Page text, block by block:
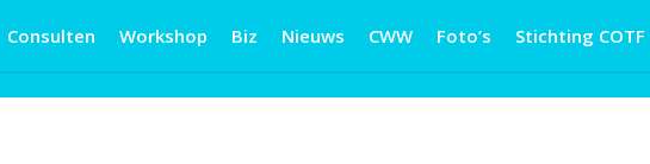
Consulten Workshop Biz Nieuws CWW Foto’s Stichting COTF